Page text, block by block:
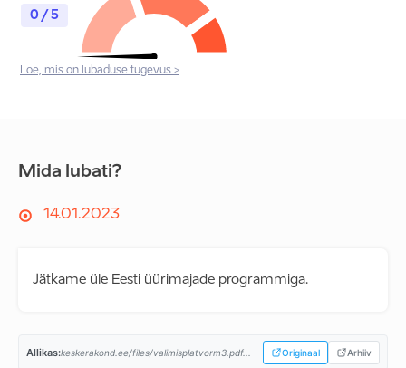
0 / 5
Loe, mis on lubaduse tugevus >
Mida lubati?
14.01.2023
Jätkame üle Eesti üürimajade programmiga.
Allikas:keskerakond.ee/files/valimisplatvorm3.pdf... Originaal Arhiiv